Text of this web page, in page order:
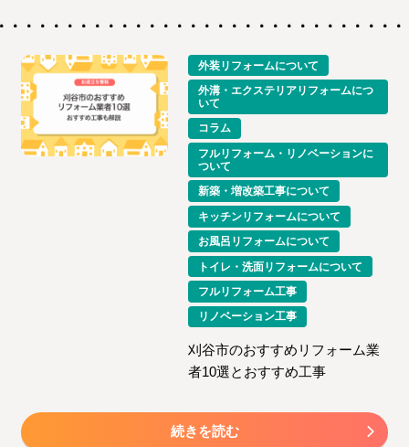
外装リフォームについて
外溝・エクステリアリフォームにつ
いて
コラム
フルリフォーム・リノベーションに
ついて
新築・増改築工事について
キッチンリフォームについて
お風呂リフォームについて
トイレ・洗面リフォームについて
フルリフォーム工事
リノベーション工事
刈谷市のおすすめリフォーム業
者10選とおすすめ工事
続きを読む